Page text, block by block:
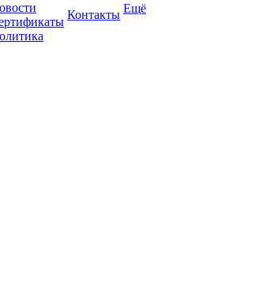
Контакты Ещё